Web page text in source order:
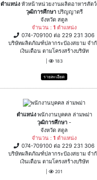
ตำแหน่ง หัวหน้าหน่วยงานผลิตอาหารสัตว์
วุฒิการศึกษา ปริญญาตรี
จังหวัด สตูล
จำนวน : 1 ตำแหน่ง
074-709100 ต่อ 229 231 306
บริษัทผลิตภัณฑ์ปลากระป๋องสยาม จำ
เงินเดือน ตามโครงสร้างบริษัท
183
รายละเอียด
ตำแหน่งพนักงานบุคคล ล่ามพม่า
วุฒิการศึกษา -
จังหวัด สตูล
จำนวน : 1 ตำแหน่ง
074-709100 ต่อ 229 231 306
บริษัทผลิตภัณฑ์ปลากระป๋องสยาม จำ
เงินเดือน ตามโครงสร้างบริษัท
201